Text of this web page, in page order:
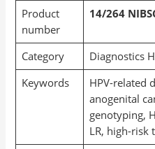
Product
number
14/264
Category
Diagnostics
Keywords
HPV-related
anogenital
genotyping,
LR, high-risk